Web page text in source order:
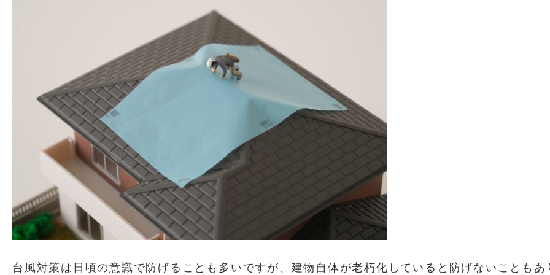
台風対策は日頃の意識で防げることも多いですが、建物自体が老朽化していると防げないこともあ